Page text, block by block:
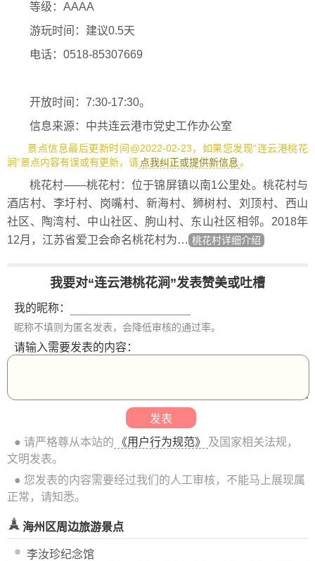
等级：AAAA
游玩时间：建议0.5天
电话：0518-85307669
开放时间：7:30-17:30。
信息来源：中共连云港市党史工作办公室
景点信息最后更新时间@2022-02-23，如果您发现“连云港桃花
涧”景点内容有误或有更新，请 点我纠正或提供新信息。
桃花村——桃花村：位于锦屏镇以南1公里处。桃花村与
酒店村、李圩村、岗嘴村、新海村、狮树村、刘顶村、西山
社区、陶湾村、中山社区、朐山村、东山社区相邻。2018年
12月，江苏省爱卫会命名桃花村为… 桃花村详细介绍
我要对“连云港桃花涧”发表赞美或吐槽
我的昵称：
昵称不填则为匿名发表，会降低审核的通过率。
请输入需要发表的内容：
● 请严格尊从本站的 《用户行为规范》
及国家相关法规，
文明发表。
● 您发表的内容需要经过我们的人工审核，不能马上展现属
正常，请知悉。
海州区周边旅游景点
李汝珍纪念馆